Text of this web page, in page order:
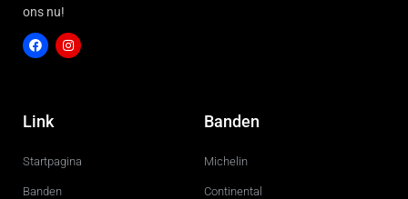
ons nu!
c
e
o
g
r
Link
Startpagina
Banden
Banden
Michelin
Continental